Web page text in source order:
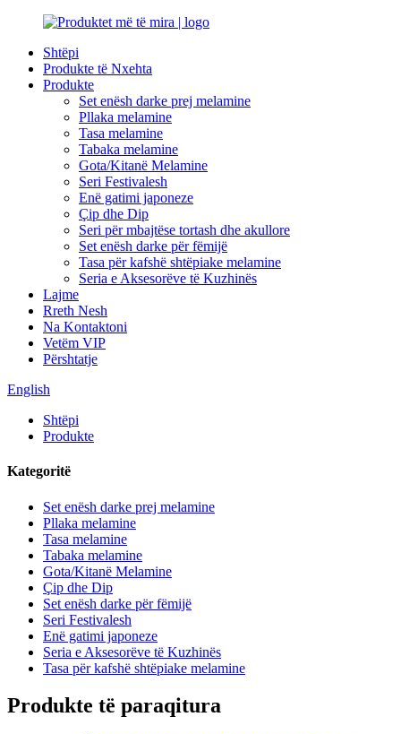
Shtëpi
Produkte të Nxehta
Produkte
Set enësh darke prej melamine
Pllaka melamine
Tasa melamine
Tabaka melamine
Gota/Kitanë Melamine
Seri Festivalesh
Enë gatimi japoneze
Çip dhe Dip
Seri për mbajtëse tortash dhe akullore
Set enësh darke për fëmijë
Tasa për kafshë shtëpiake melamine
Seria e Aksesorëve të Kuzhinës
Lajme
Rreth Nesh
Na Kontaktoni
Vetëm VIP
Përshtatje
English
Shtëpi
Produkte
Kategoritë
Set enësh darke prej melamine
Pllaka melamine
Tasa melamine
Tabaka melamine
Gota/Kitanë Melamine
Çip dhe Dip
Set enësh darke për fëmijë
Seri Festivalesh
Enë gatimi japoneze
Seria e Aksesorëve të Kuzhinës
Tasa për kafshë shtëpiake melamine
Produkte të paraqitura